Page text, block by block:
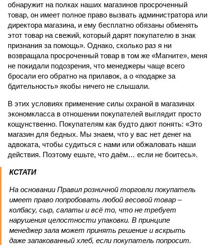
обнаружит на полках наших магазинов просроченный
товар, он имеет полное право вызвать администратора или
директора магазина, и ему бесплатно обязаны обменять
этот товар на свежий, который дарят покупателю в знак
признания за помощь». Однако, сколько раз я ни
возвращала просроченный товар в том же «Магните», меня
не покидали подозрения, что менеджеры чаще всего
бросали его обратно на прилавок, а о «подарке за
бдительность» якобы ничего не слышали.
В этих условиях применение силы охраной в магазинах
экономкласса в отношении покупателей выглядит просто
кощунственно. Покупателям как будто дают понять: «Это
магазин для бедных. Мы знаем, что у вас нет денег на
адвоката, чтобы судиться с нами или обжаловать наши
действия. Поэтому ешьте, что даём… если не боитесь».
КСТАТИ
На основании Правил розничной торговли покупатель
имеет право попробовать любой весовой товар –
колбасу, сыр, салаты и всё то, что не требует
нарушения целостности упаковки. В принципе
менеджер зала может принять решение и вскрыть
даже запакованный хлеб, если покупатель попросит.